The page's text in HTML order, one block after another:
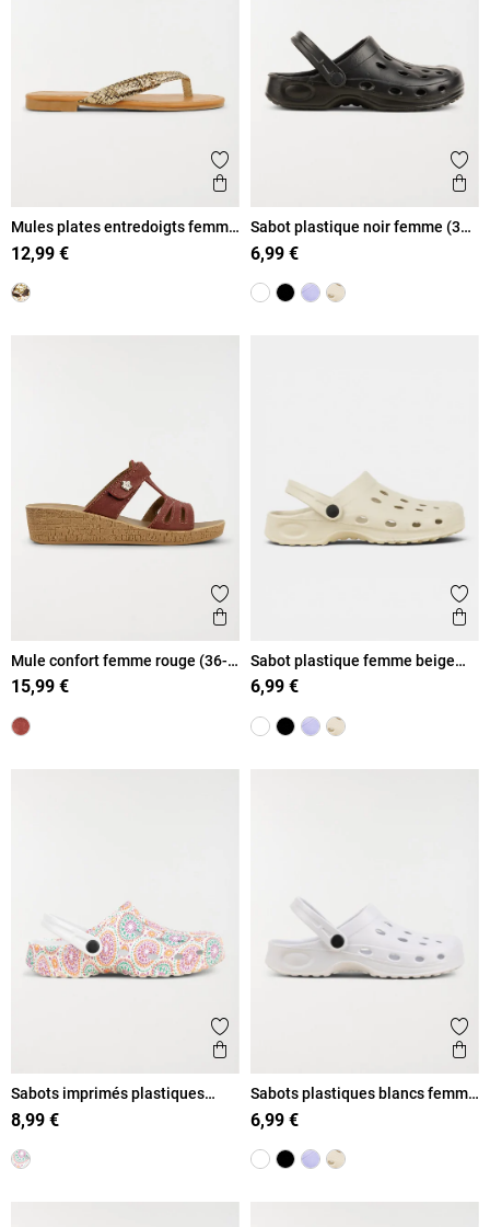
Ajouter aux favoris
Aperçu rapide
Mules plates entredoigts femme
(37-42)
12,99 €
Sabot plastique noir femme (36-
41)
6,99 €
Ajouter aux favoris
Aperçu rapide
Mule confort femme rouge (36-
41)
15,99 €
Sabot plastique femme beige
(36-41)
6,99 €
Ajouter aux favoris
Aperçu rapide
Sabots imprimés plastiques
femme (36-41)
8,99 €
Sabots plastiques blancs femme
(36-41)
6,99 €